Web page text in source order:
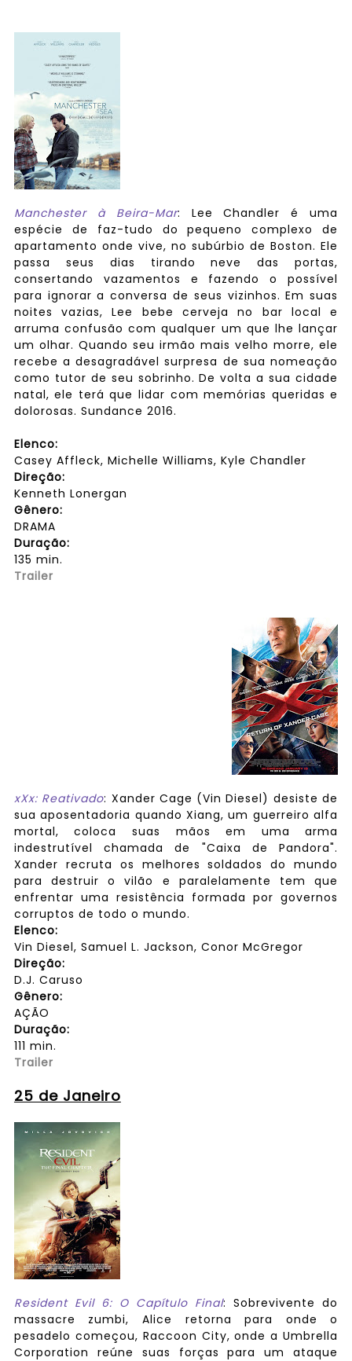
Manchester à Beira-Mar: Lee Chandler é uma
espécie de faz-tudo do pequeno complexo de
apartamento onde vive, no subúrbio de Boston. Ele
passa seus dias tirando neve das portas,
consertando vazamentos e fazendo o possível
para ignorar a conversa de seus vizinhos. Em suas
noites vazias, Lee bebe cerveja no bar local e
arruma confusão com qualquer um que lhe lançar
um olhar. Quando seu irmão mais velho morre, ele
recebe a desagradável surpresa de sua nomeação
como tutor de seu sobrinho. De volta a sua cidade
natal, ele terá que lidar com memórias queridas e
dolorosas. Sundance 2016.
Elenco:
Casey Affleck, Michelle Williams, Kyle Chandler
Direção:
Kenneth Lonergan
Gênero:
DRAMA
Duração:
135 min.
Trailer
xXx: Reativado: Xander Cage (Vin Diesel) desiste de
sua aposentadoria quando Xiang, um guerreiro alfa
mortal, coloca suas mãos em uma arma
indestrutível chamada de "Caixa de Pandora".
Xander recruta os melhores soldados do mundo
para destruir o vilão e paralelamente tem que
enfrentar uma resistência formada por governos
corruptos de todo o mundo.
Elenco:
Vin Diesel, Samuel L. Jackson, Conor McGregor
Direção:
D.J. Caruso
Gênero:
AÇÃO
Duração:
111 min.
Trailer
25 de Janeiro
Resident Evil 6: O Capítulo Final: Sobrevivente do
massacre zumbi, Alice retorna para onde o
pesadelo começou, Raccoon City, onde a Umbrella
Corporation reúne suas forças para um ataque